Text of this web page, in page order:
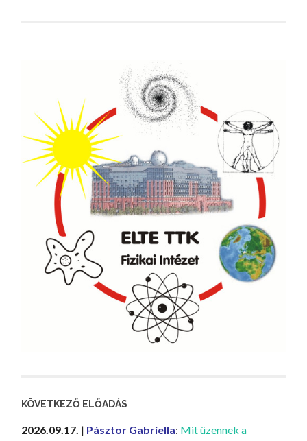
KÖVETKEZŐ ELŐADÁS
2026.09.17. | Pásztor Gabriella: Mit üzennek a